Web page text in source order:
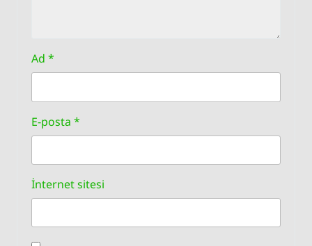
Ad *
E-posta *
İnternet sitesi